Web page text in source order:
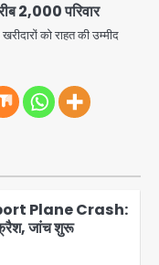
2,000 परिवार
को राहत की उम्मीद
का शिकार, कोई